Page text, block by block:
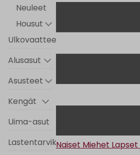
Neuleet
Housut
Ulkovaatteet
Alusasut
Asusteet
Kengät
Uima-asut
Lastentarvikkeet
Naiset Miehet Lapset